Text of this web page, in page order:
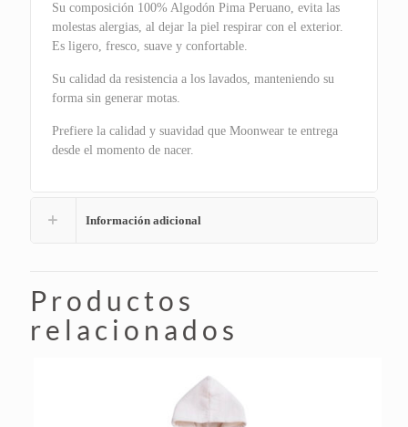
Su composición 100% Algodón Pima Peruano, evita las
molestas alergias, al dejar la piel respirar con el exterior.
Es ligero, fresco, suave y confortable.
Su calidad da resistencia a los lavados, manteniendo su
forma sin generar motas.
Prefiere la calidad y suavidad que Moonwear te entrega
desde el momento de nacer.
Información adicional
Productos
relacionados